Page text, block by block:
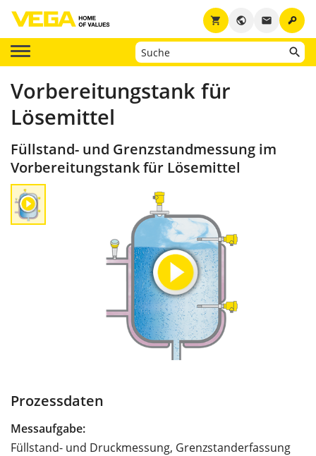
key
email
public
shopping_cart
Vorbereitungstank für
Lösemittel
Füllstand- und Grenzstandmessung im
Vorbereitungstank für Lösemittel
Prozessdaten
Messaufgabe:
Füllstand- und Druckmessung, Grenzstanderfassung